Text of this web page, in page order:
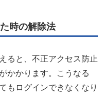
時の解除法
ると、不正アクセス防止
かかります。こうなる
もログインできなくなり